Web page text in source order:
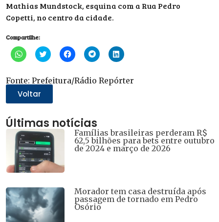
Mathias Mundstock, esquina com a Rua Pedro
Copetti, no centro da cidade.
Compartilhe:
Clique
para
WhatsApp(abre
em
nova
janela)
Clique
para
Twitter(abre
em
Clique
para
Facebook(abre
em
Clique
para
Telegram(abre
em
Clique
para
LinkedIn(abre
em
Fonte: Prefeitura/Rádio Repórter
Voltar
Últimas notícias
Famílias brasileiras perderam R$
62,5 bilhões para bets entre outubro
de 2024 e março de 2026
Morador tem casa destruída após
passagem de tornado em Pedro
Osório